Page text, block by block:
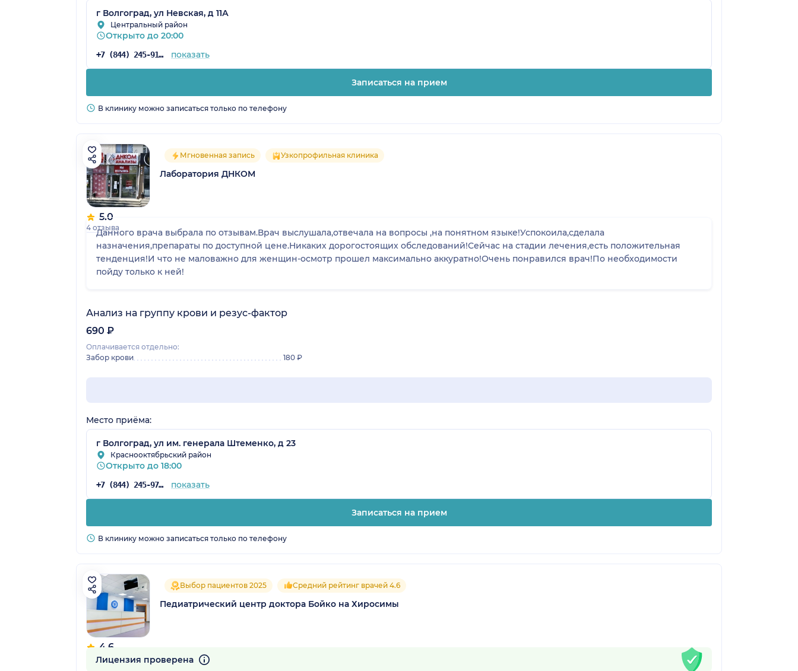
г Волгоград, ул Невская, д 11А
Центральный район
Открыто до 20:00
+7 (844) 245-91-31 показать
Записаться на прием
В клинику можно записаться только по телефону
5.0
4 отзыва
Мгновенная запись Узкопрофильная клиника
Лаборатория ДНКОМ
Данного врача выбрала по отзывам.Врач выслушала,отвечала на вопросы ,на понятном языке!Успокоила,сделала
назначения,препараты по доступной цене.Никаких дорогостоящих обследований!Сейчас на стадии лечения,есть положительная
тенденция!И что не маловажно для женщин-осмотр прошел максимально аккуратно!Очень понравился врач!По необходимости
пойду только к ней!
Анализ на группу крови и резус-фактор
690 ₽
Оплачивается отдельно:
Забор крови
180 ₽
Место приёма:
г Волгоград, ул им. генерала Штеменко, д 23
Краснооктябрьский район
Открыто до 18:00
+7 (844) 245-97-61 показать
Записаться на прием
В клинику можно записаться только по телефону
4.6
149 отзывов
Выбор пациентов 2025 Средний рейтинг врачей 4.6
Педиатрический центр доктора Бойко на Хиросимы
Лицензия проверена